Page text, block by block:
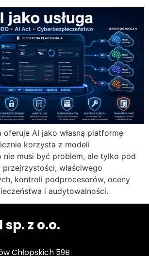
AI jako własną platformę
korzysta z modeli
nie musi być problem, ale tylko pod
przejrzystości, właściwego
kontroli podprocesorów, oceny
i audytowalności.
sp. z o.o.
Chłopskich 59B